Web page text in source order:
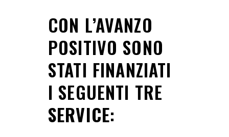
CON L’AVANZO
POSITIVO SONO
STATI FINANZIATI
I SEGUENTI TRE
SERVICE: